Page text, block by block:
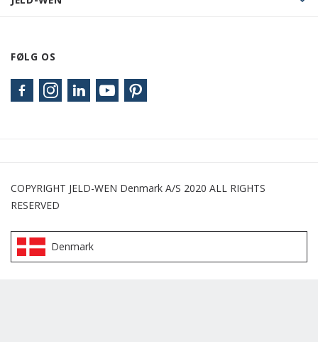
FØLG OS
COPYRIGHT JELD-WEN Denmark A/S 2020 ALL RIGHTS
RESERVED
Denmark